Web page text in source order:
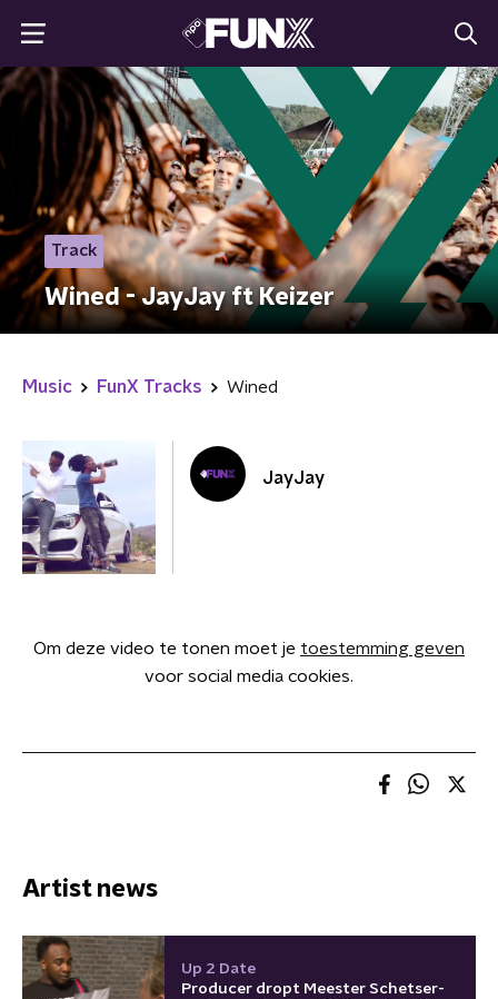
Track
Wined - JayJay ft Keizer
Music FunX Tracks Wined
JayJay
Om deze video te tonen moet je toestemming geven
voor social media cookies.
Artist news
Up 2 Date
Producer dropt Meester Schetser-